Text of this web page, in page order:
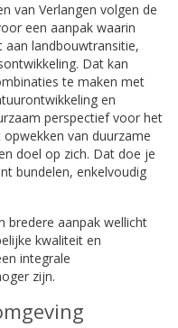
van Verlangen volgen de
een aanpak waarin
aan landbouwtransitie,
Dat kan
te maken met
en
perspectief voor het
van duurzame
doel op zich. Dat doe je
bundelen, enkelvoudig
bredere aanpak wellicht
kwaliteit en
integrale
zijn.